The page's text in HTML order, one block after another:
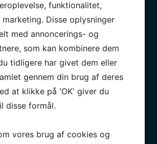
som er dedikeret til os. Det gør, at vi
os fra gang til gang. Vi kan medgive
de bedste anbefalinger
som ønsker at sikre sig
juridisk og økonomisk rådgivning.
– A/B Strand
og rådgivning af høj kvalitet. Vi er i
Wantzin Ejendomsadvokater og er
bogholder og sagsbehandler i
funktionalitet,
Disse oplysninger
med annoncerings- og
som kan kombinere dem
tidligere har givet dem eller
gennem din brug af deres
at klikke på 'OK' giver du
disse formål.
vores brug af cookies og